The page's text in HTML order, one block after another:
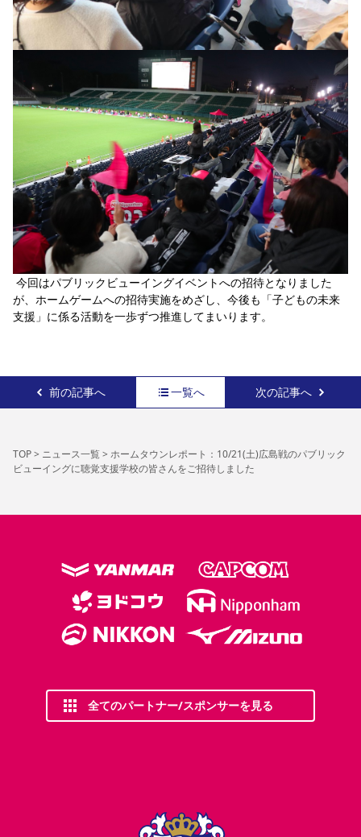
今回はパブリックビューイングイベントへの招待となりました
が、ホームゲームへの招待実施をめざし、今後も「子どもの未来
支援」に係る活動を一歩ずつ推進してまいります。
前の記事へ 一覧へ 次の記事へ
TOP> ニュース一覧> ホームタウンレポート：10/21(土)広島戦のパブリック
ビューイングに聴覚支援学校の皆さんをご招待しました
全てのパートナー/スポンサーを見る